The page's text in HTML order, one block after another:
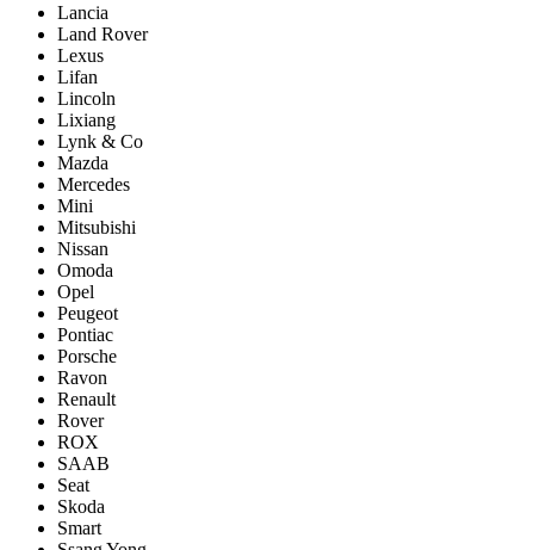
Lancia
Land Rover
Lexus
Lifan
Lincoln
Lixiang
Lynk & Co
Mazda
Mercedes
Mini
Mitsubishi
Nissan
Omoda
Opel
Peugeot
Pontiac
Porsсhe
Ravon
Renault
Rover
ROX
SAAB
Seat
Skoda
Smart